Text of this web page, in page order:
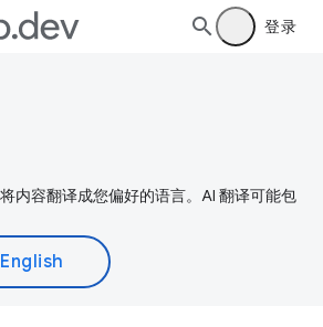
登录
内容翻译成您偏好的语言。AI 翻译可能包